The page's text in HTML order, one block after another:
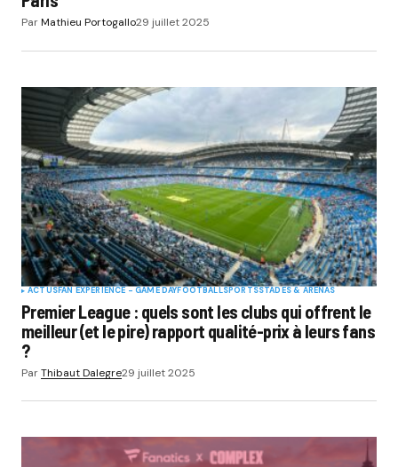
ParMathieu Portogallo29 juillet 2025
ACTUSFAN EXPERIENCE - GAME DAYFOOTBALLSPORTSSTADES & ARENAS
Premier League : quels sont les clubs qui offrent le
meilleur (et le pire) rapport qualité-prix à leurs fans
?
ParThibaut Dalegre29 juillet 2025